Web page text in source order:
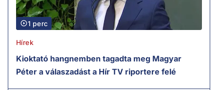
1 perc
Hírek
Kioktató hangnemben tagadta meg Magyar
Péter a válaszadást a Hír TV riportere felé